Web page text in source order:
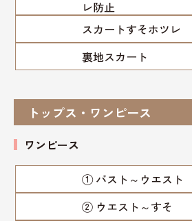
レ防止
スカートすそホツレ
裏地スカート
トップス・ワンピース
ワンピース
① バスト～ウエスト
② ウエスト～すそ